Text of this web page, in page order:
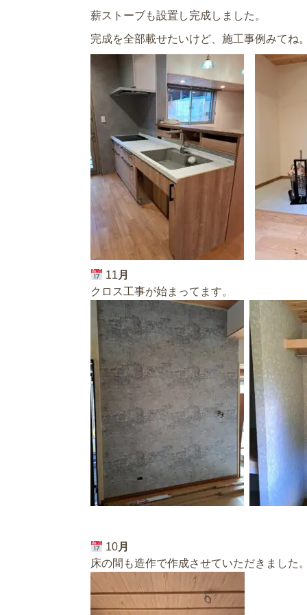
薪ストーブも設置し完成しました。
完成を全部載せたいけど、施工事例みてね
11 月
クロス工事が始まってます。
10月
床の間も造作で作成させていただきました